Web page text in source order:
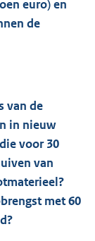
euro) en
de
van de
in nieuw
voor 30
van
met 60